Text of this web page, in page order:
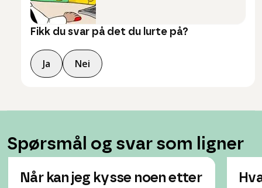
Fikk du svar på det du lurte på?
Ja Nei
Spørsmål og svar som ligner
Når kan jeg kysse noen etter